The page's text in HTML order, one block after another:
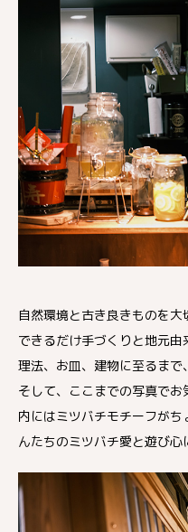
自然環境と古き良きものを大
できるだけ手づくりと地元
理法、お皿、建物に至るまで
そして、ここまでの写真で
内にはミツバチモチーフが
んたちのミツバチ愛と遊び心